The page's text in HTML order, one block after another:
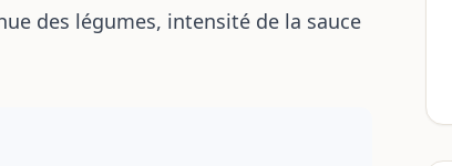
des légumes, intensité de la sauce